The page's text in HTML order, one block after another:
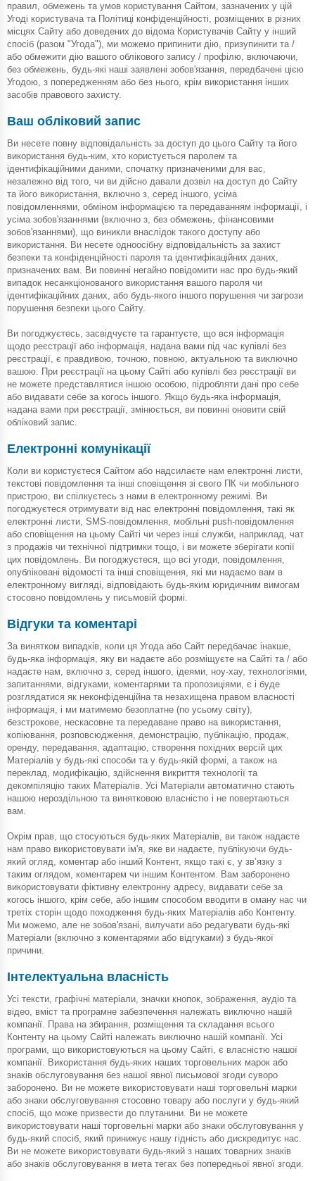
правил, обмежень та умов користування Сайтом, зазначених у цій
Угоді користувача та Політиці конфіденційності, розміщених в різних
місцях Сайту або доведених до відома Користувачів Сайту у інший
спосіб (разом "Угода"), ми можемо припинити дію, призупинити та /
або обмежити дію вашого облікового запису / профілю, включаючи,
без обмежень, будь-які наші заявлені зобов'язання, передбачені цією
Угодою, з попередженням або без нього, крім використання інших
засобів правового захисту.
Ваш обліковий запис
Ви несете повну відповідальність за доступ до цього Сайту та його
використання будь-ким, хто користується паролем та
ідентифікаційними даними, спочатку призначеними для вас,
незалежно від того, чи ви дійсно давали дозвіл на доступ до Сайту
та його використання, включно з, серед іншого, усіма
повідомленнями, обміном інформацією та передаванням інформації, і
усіма зобов'язаннями (включно з, без обмежень, фінансовими
зобов'язаннями), що виникли внаслідок такого доступу або
використання. Ви несете одноосібну відповідальність за захист
безпеки та конфіденційності пароля та ідентифікаційних даних,
призначених вам. Ви повинні негайно повідомити нас про будь-який
випадок несанкціонованого використання вашого пароля чи
ідентифікаційних даних, або будь-якого іншого порушення чи загрози
порушення безпеки цього Сайту.
Ви погоджуєтесь, засвідчуєте та гарантуєте, що вся інформація
щодо реєстрації або інформація, надана вами під час купівлі без
реєстрації, є правдивою, точною, повною, актуальною та виключно
вашою. При реєстрації на цьому Сайті або купівлі без реєстрації ви
не можете представлятися іншою особою, підробляти дані про себе
або видавати себе за когось іншого. Якщо будь-яка інформація,
надана вами при реєстрації, змінюється, ви повинні оновити свій
обліковий запис.
Електронні комунікації
Коли ви користуєтеся Сайтом або надсилаєте нам електронні листи,
текстові повідомлення та інші сповіщення зі свого ПК чи мобільного
пристрою, ви спілкуєтесь з нами в електронному режимі. Ви
погоджуєтеся отримувати від нас електронні повідомлення, такі як
електронні листи, SMS-повідомлення, мобільні push-повідомлення
або сповіщення на цьому Сайті чи через інші служби, наприклад, чат
з продажів чи технічної підтримки тощо, і ви можете зберігати копії
цих повідомлень. Ви погоджуєтеся, що всі угоди, повідомлення,
опубліковані відомості та інші сповіщення, які ми надаємо вам в
електронному вигляді, відповідають будь-яким юридичним вимогам
стосовно повідомлень у письмовій формі.
Відгуки та коментарі
За винятком випадків, коли ця Угода або Сайт передбачає інакше,
будь-яка інформація, яку ви надаєте або розміщуєте на Сайті та / або
надаєте нам, включно з, серед іншого, ідеями, ноу-хау, технологіями,
запитаннями, відгуками, коментарями та пропозиціями, є і буде
розглядатися як неконфіденційна та незахищена правом власності
інформація, і ми матимемо безоплатне (по усьому світу),
безстрокове, нескасовне та передаване право на використання,
копіювання, розповсюдження, демонстрацію, публікацію, продаж,
оренду, передавання, адаптацію, створення похідних версій цих
Матеріалів у будь-які способи та у будь-якій формі, а також на
переклад, модифікацію, здійснення викриття технології та
декомпіляцію таких Матеріалів. Усі Матеріали автоматично стають
нашою нероздільною та винятковою власністю і не повертаються
вам.
Окрім прав, що стосуються будь-яких Матеріалів, ви також надаєте
нам право використовувати ім'я, яке ви надаєте, публікуючи будь-
який огляд, коментар або інший Контент, якщо такі є, у зв’язку з
таким оглядом, коментарем чи іншим Контентом. Вам заборонено
використовувати фіктивну електронну адресу, видавати себе за
когось іншого, крім себе, або іншим способом вводити в оману нас чи
третіх сторін щодо походження будь-яких Матеріалів або Контенту.
Ми можемо, але не зобов'язані, вилучати або редагувати будь-які
Матеріали (включно з коментарями або відгуками) з будь-якої
причини.
Інтелектуальна власність
Усі тексти, графічні матеріали, значки кнопок, зображення, аудіо та
відео, вміст та програмне забезпечення належать виключно нашій
компанії. Права на збирання, розміщення та складання всього
Контенту на цьому Сайті належать виключно нашій компанії. Усі
програми, що використовуються на цьому Сайті, є власністю нашої
компанії. Використання будь-яких наших торговельних марок або
знаків обслуговування без нашої явної письмової згоди суворо
заборонено. Ви не можете використовувати наші торговельні марки
або знаки обслуговування стосовно товару або послуги у будь-який
спосіб, що може призвести до плутанини. Ви не можете
використовувати наші торговельні марки або знаки обслуговування у
будь-який спосіб, який принижує нашу гідність або дискредитує нас.
Ви не можете використовувати будь-який з наших товарних знаків
або знаків обслуговування в мета тегах без попередньої явної згоди.